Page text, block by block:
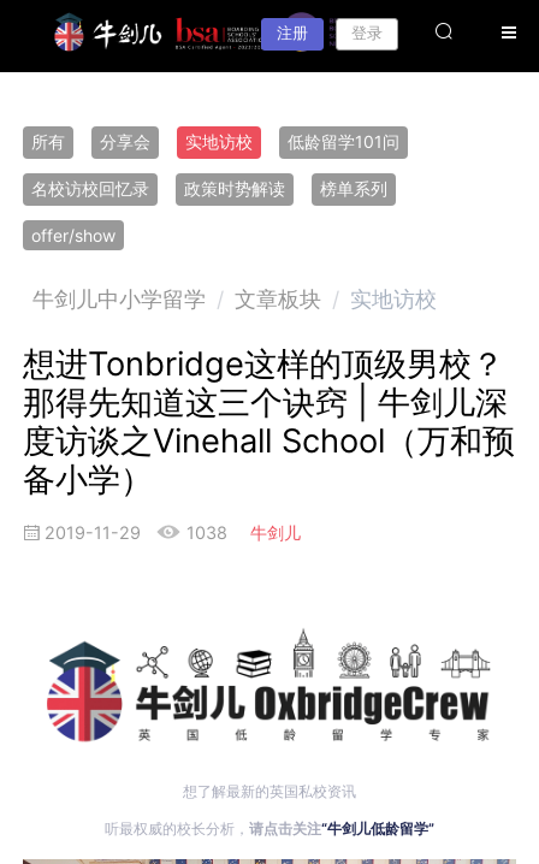
注册 登录
所有 分享会 实地访校 低龄留学101问
名校访校回忆录 政策时势解读 榜单系列
offer/show
牛剑儿中小学留学 / 文章板块 / 实地访校
想进Tonbridge这样的顶级男校？
那得先知道这三个诀窍 | 牛剑儿深
度访谈之Vinehall School（万和预
备小学）
2019-11-29 1038 牛剑儿
想了解最新的英国私校资讯
听最权威的校长分析， 请点击关注“牛剑儿低龄留学”